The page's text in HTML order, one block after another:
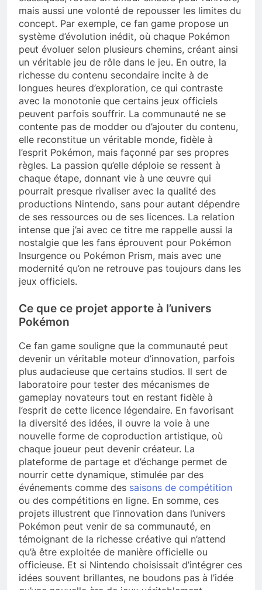
mais aussi une volonté de repousser les limites du
concept. Par exemple, ce fan game propose un
système d’évolution inédit, où chaque Pokémon
peut évoluer selon plusieurs chemins, créant ainsi
un véritable jeu de rôle dans le jeu. En outre, la
richesse du contenu secondaire incite à de
longues heures d’exploration, ce qui contraste
avec la monotonie que certains jeux officiels
peuvent parfois souffrir. La communauté ne se
contente pas de modder ou d’ajouter du contenu,
elle reconstitue un véritable monde, fidèle à
l’esprit Pokémon, mais façonné par ses propres
règles. La passion qu’elle déploie se ressent à
chaque étape, donnant vie à une œuvre qui
pourrait presque rivaliser avec la qualité des
productions Nintendo, sans pour autant dépendre
de ses ressources ou de ses licences. La relation
intense que j’ai avec ce titre me rappelle aussi la
nostalgie que les fans éprouvent pour Pokémon
Insurgence ou Pokémon Prism, mais avec une
modernité qu’on ne retrouve pas toujours dans les
jeux officiels.
Ce que ce projet apporte à l’univers
Pokémon
Ce fan game souligne que la communauté peut
devenir un véritable moteur d’innovation, parfois
plus audacieuse que certains studios. Il sert de
laboratoire pour tester des mécanismes de
gameplay novateurs tout en restant fidèle à
l’esprit de cette licence légendaire. En favorisant
la diversité des idées, il ouvre la voie à une
nouvelle forme de coproduction artistique, où
chaque joueur peut devenir créateur. La
plateforme de partage et d’échange permet de
nourrir cette dynamique, stimulée par des
événements comme des saisons de compétition
ou des compétitions en ligne. En somme, ces
projets illustrent que l’innovation dans l’univers
Pokémon peut venir de sa communauté, en
témoignant de la richesse créative qui n’attend
qu’à être exploitée de manière officielle ou
officieuse. Et si Nintendo choisissait d’intégrer ces
idées souvent brillantes, ne boudons pas à l’idée